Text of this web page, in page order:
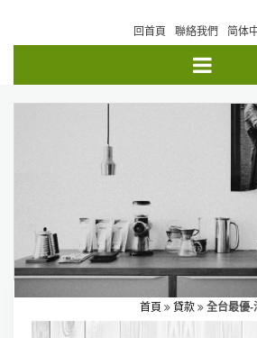
回首頁 聯絡我們 简体
首頁 貸款 全台最優-